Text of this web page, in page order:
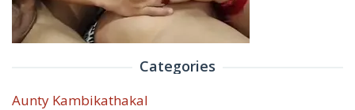
Categories
Aunty Kambikathakal